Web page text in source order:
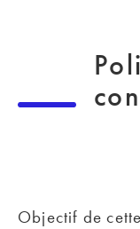
Objectif de